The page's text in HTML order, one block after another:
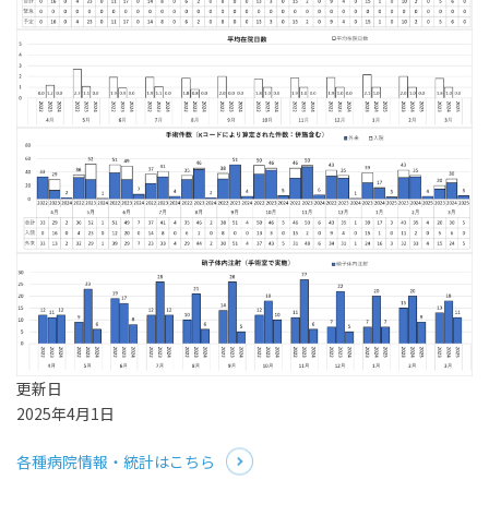
更新日
2025年4月1日
各種病院情報・統計はこちら